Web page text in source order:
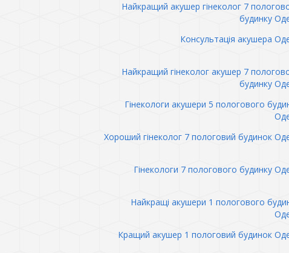
Найкращий акушер гінеколог 7
будинку
Консультація акушера
Найкращий гінеколог акушер 7
будинку
Гінекологи акушери 5 пологового
Хороший гінеколог 7 пологовий будинок
Гінекологи 7 пологового будинку
Найкращі акушери 1 пологового
Кращий акушер 1 пологовий будинок